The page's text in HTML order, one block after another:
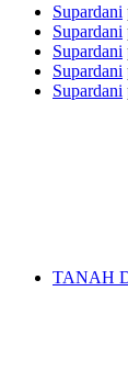
Supardani
Supardani
Supardani
Supardani
Supardani
TANAH